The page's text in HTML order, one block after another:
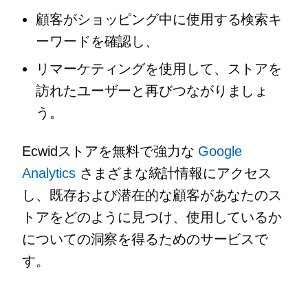
顧客がショッピング中に使用する検索キ
ーワードを確認し、
リマーケティングを使用して、ストアを
訪れたユーザーと再びつながりましょ
う。
Ecwidストアを無料で強力な Google
Analytics さまざまな統計情報にアクセス
し、既存および潜在的な顧客があなたのス
トアをどのように見つけ、使用しているか
についての洞察を得るためのサービスで
す。